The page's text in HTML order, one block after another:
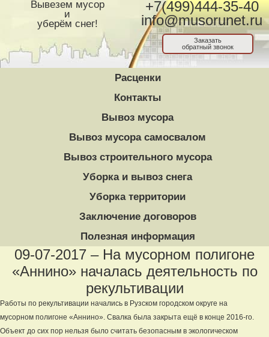
Вывезем мусор
и
уберём снег!
+7(499)444-35-40
info@musorunet.ru
Заказать
обратный звонок
Расценки
Контакты
Вывоз мусора
Вывоз мусора самосвалом
Вывоз строительного мусора
Уборка и вывоз снега
Уборка территории
Заключение договоров
Полезная информация
09-07-2017 – На мусорном полигоне
«Аннино» началась деятельность по
рекультивации
Работы по рекультивации начались в Рузском городском округе на
мусорном полигоне «Аннино». Свалка была закрыта ещё в конце 2016-го.
Объект до сих пор нельзя было считать безопасным в экологическом